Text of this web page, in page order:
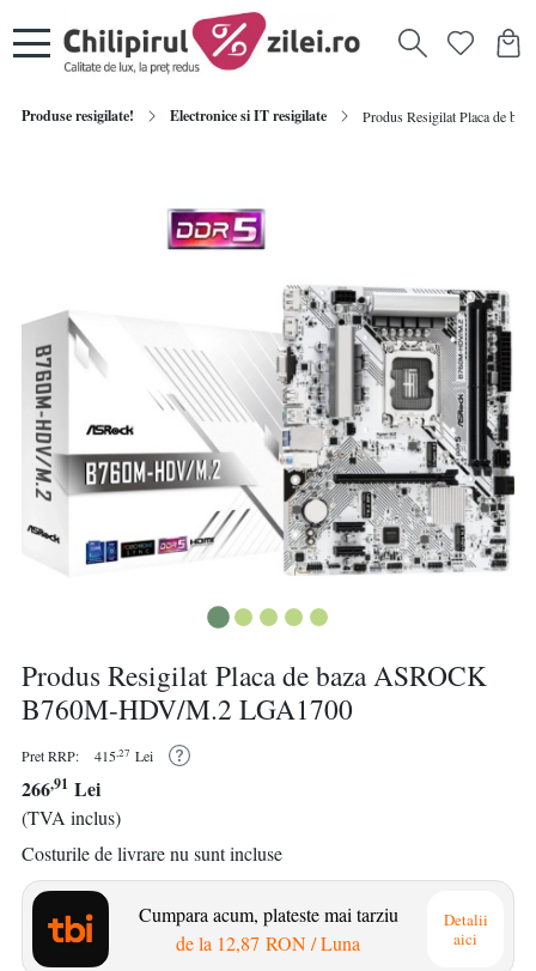
Produse resigilate! Electronice si IT resigilate Produs Resigilat Placa de
Produs Resigilat Placa de baza ASROCK
B760M-HDV/M.2 LGA1700
Pret RRP: 415,27 Lei
266,91 Lei
(TVA inclus)
Costurile de livrare nu sunt incluse
Cumpara acum, plateste mai tarziu
de la 12,87 RON/ Luna
Detalii
aici